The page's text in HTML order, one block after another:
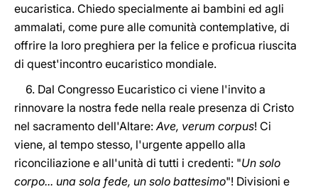
eucaristica. Chiedo specialmente ai bambini ed agli
ammalati, come pure alle comunità contemplative, di
offrire la loro preghiera per la felice e proficua riuscita
di quest'incontro eucaristico mondiale.
6. Dal Congresso Eucaristico ci viene l'invito a
rinnovare la nostra fede nella reale presenza di Cristo
nel sacramento dell'Altare: Ave, verum corpus! Ci
viene, al tempo stesso, l'urgente appello alla
riconciliazione e all'unità di tutti i credenti: "Un solo
corpo... una sola fede, un solo battesimo"! Divisioni e